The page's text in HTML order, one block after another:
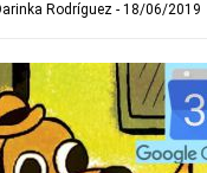
Rodríguez 18/06/2019